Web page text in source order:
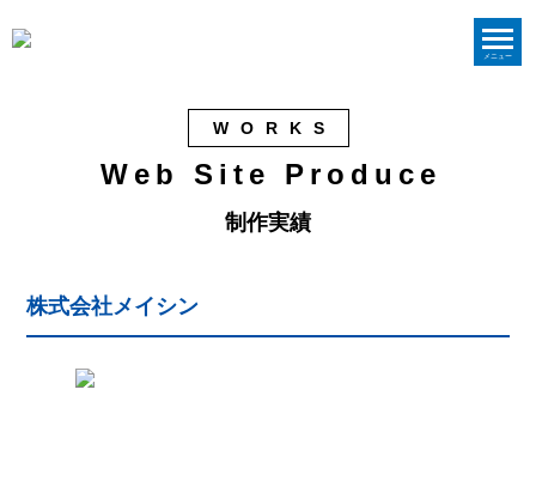
メニュー
WORKS
Web Site Produce
制作実績
株式会社メイシン